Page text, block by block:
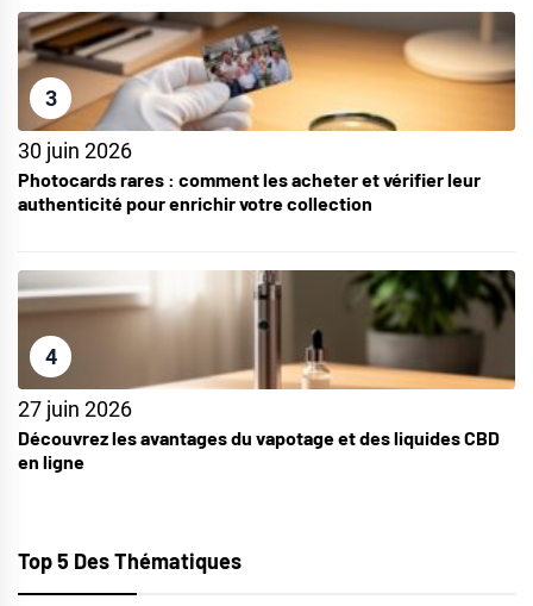
3
30 juin 2026
Photocards rares : comment les acheter et vérifier leur
authenticité pour enrichir votre collection
4
27 juin 2026
Découvrez les avantages du vapotage et des liquides CBD
en ligne
Top 5 Des Thématiques